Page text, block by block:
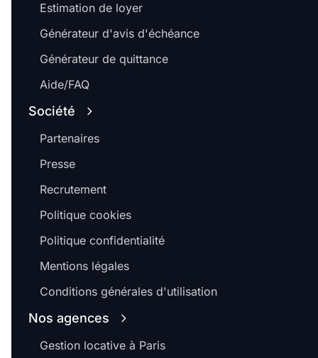
Estimation de loyer
Générateur d'avis d'échéance
Générateur de quittance
Aide/FAQ
Société
Partenaires
Presse
Recrutement
Politique cookies
Politique confidentialité
Mentions légales
Conditions générales d'utilisation
Nos agences
Gestion locative à Paris